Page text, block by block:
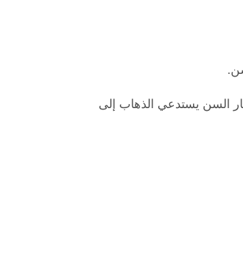
السن يستدعي الذهاب إلى